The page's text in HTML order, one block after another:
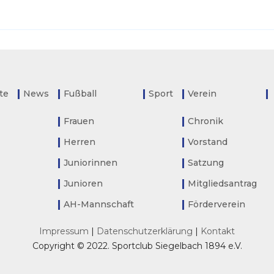
News Fußball
Frauen
Herren
Juniorinnen
Junioren
AH-Mannschaft
Sport Verein
Chronik
Vorstand
Satzung
Mitgliedsantrag
Förderverein
Impressum Datenschutzerklärung
Kontakt
Copyright © 2022. Sportclub Siegelbach 1894 e.V.